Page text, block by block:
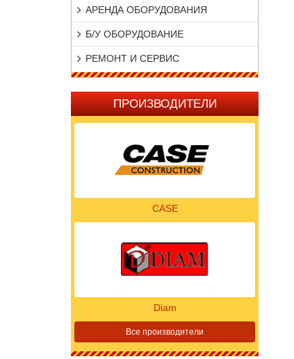
АРЕНДА ОБОРУДОВАНИЯ
Б/У ОБОРУДОВАНИЕ
РЕМОНТ И СЕРВИС
ПРОИЗВОДИТЕЛИ
CASE
Diam
Все производители